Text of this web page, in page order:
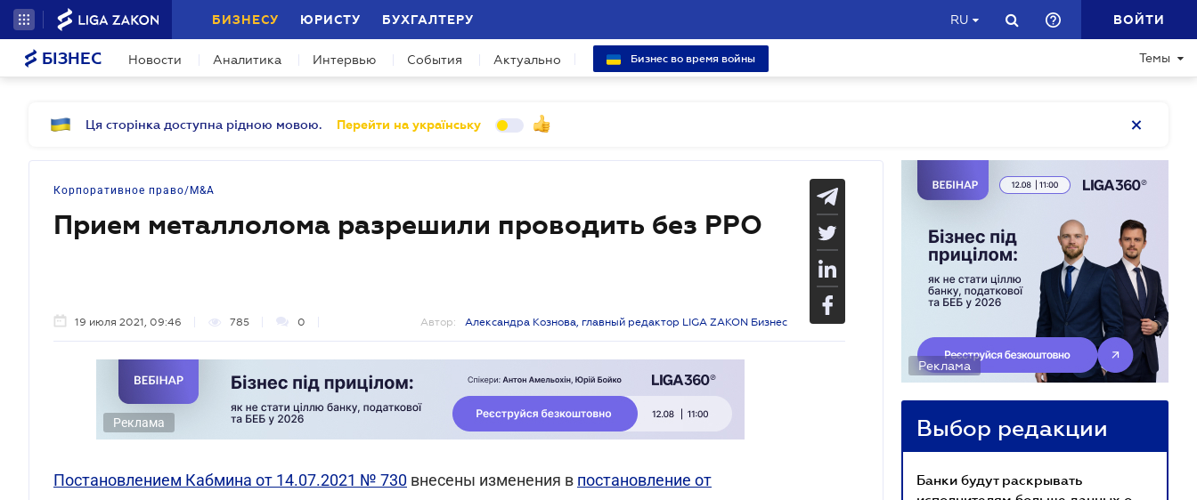
БИЗНЕСУ ЮРИСТУ БУХГАЛТЕРУ RU ВОЙТИ
БІЗНЕС Новости Аналитика Интервью События Актуально Бизнес во время войны Темы
Ця сторінка доступна рідною мовою. Перейти на українську
Корпоративное право/M&A
Прием металлолома разрешили проводить без РРО
19 июля 2021, 09:46 785 0 Автор: Александра Кознова, главный редактор LIGA ZAKON Бизнес
Реклама
Постановлением Кабмина от 14.07.2021 № 730 внесены изменения в постановление от
Реклама
Выбор редакции
Банки будут раскрывать